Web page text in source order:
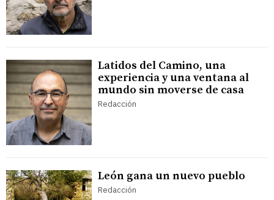
Latidos del Camino, una
experiencia y una ventana al
mundo sin moverse de casa
Redacción
León gana un nuevo pueblo
Redacción